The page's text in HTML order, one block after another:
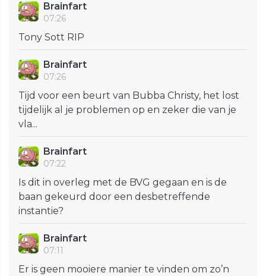
Brainfart
07:26
Tony Sott RIP
Brainfart
07:26
Tijd voor een beurt van Bubba Christy, het lost
tijdelijk al je problemen op en zeker die van je
vla...
Brainfart
07:22
Is dit in overleg met de BVG gegaan en is de
baan gekeurd door een desbetreffende
instantie?
Brainfart
07:11
Er is geen mooiere manier te vinden om zo’n